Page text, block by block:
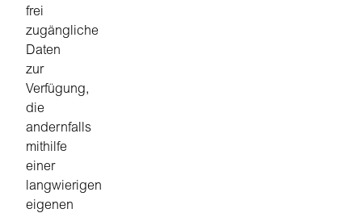
frei
zugängliche
Daten
zur
Verfügung,
die
andernfalls
mithilfe
einer
langwierigen
eigenen